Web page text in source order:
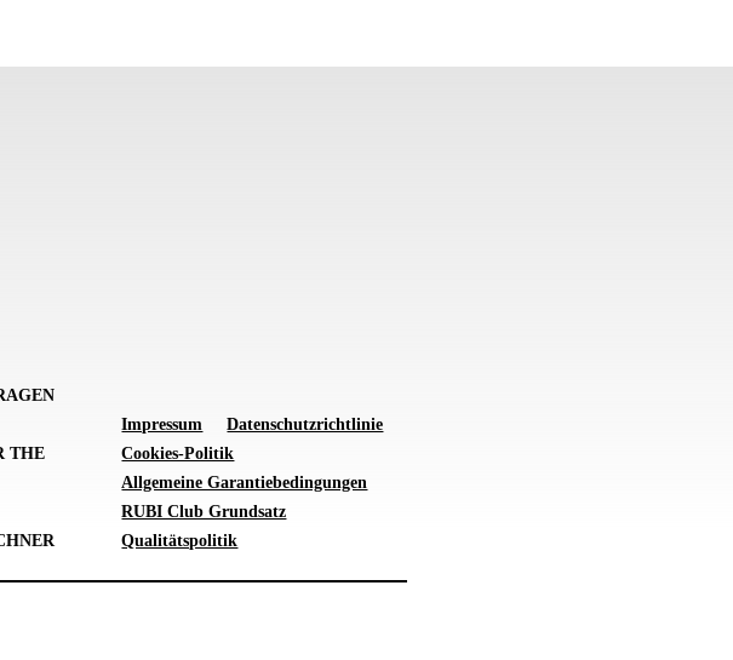
THE
Impressum
Datenschutzrichtlinie
Cookies-Politik
Allgemeine Garantiebedingungen
RUBI Club Grundsatz
Qualitätspolitik